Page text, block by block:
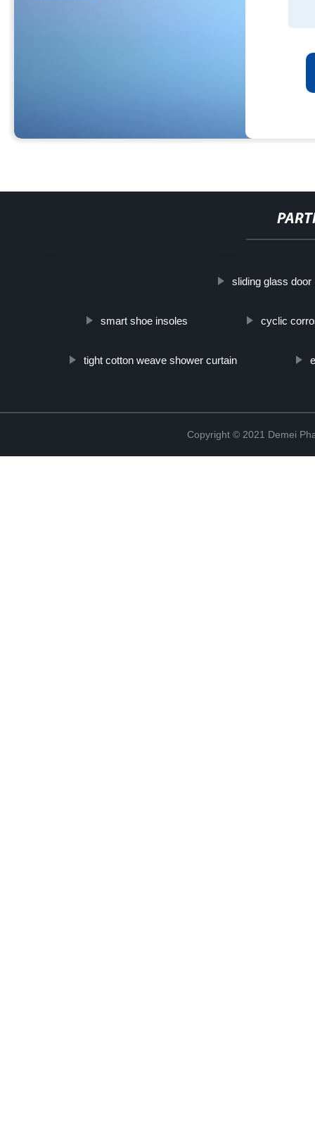
sliding glass
smart shoe insoles cyclic
tight cotton weave shower curtain
Copyright © 2021 Demei